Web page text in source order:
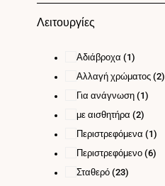
Λειτουργίες
Αδιάβροχα (1)
Αλλαγή χρώματος (2)
Για ανάγνωση (1)
με αισθητήρα (2)
Περιστρεφόμενα (1)
Περιστρεφόμενο (6)
Σταθερό (23)